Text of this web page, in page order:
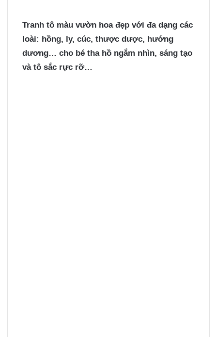
Tranh tô màu vườn hoađẹp với đa dạng các
loài: hồng, ly, cúc, thược dược, hướng
dương… cho bé tha hồ ngắm nhìn, sáng tạo
và tô sắc rực rỡ…